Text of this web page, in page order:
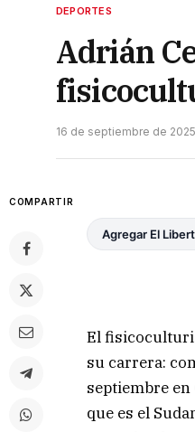
DEPORTES
Adrián
16 de septiembre de 2025
COMPARTIR
Agregar El
El
su carrera:
septiembre
que es el